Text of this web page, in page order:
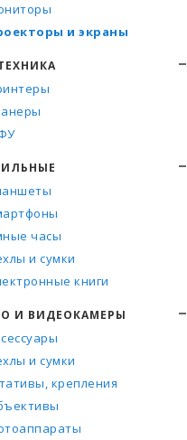
и экраны
часы
и сумки
книги
И ВИДЕОКАМЕРЫ
и сумки
крепления